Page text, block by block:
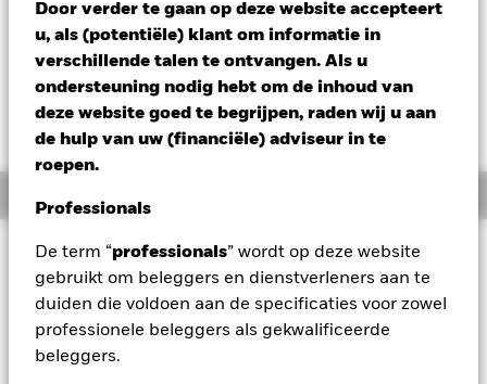
Door verder te gaan op deze website accepteert
u, als (potentiële) klant om informatie in
verschillende talen te ontvangen. Als u
ondersteuning nodig hebt om de inhoud van
deze website goed te begrijpen, raden wij u aan
de hulp van uw (financiële) adviseur in te
roepen.
Professionals
De term “professionals” wordt op deze website
gebruikt om beleggers en dienstverleners aan te
duiden die voldoen aan de specificaties voor zowel
professionele beleggers als gekwalificeerde
beleggers.
Verandering NAV 1 dag per 06/aug/2026
USD -0,67 (-0,52%)
Overzicht
Beleggingsdoel
Het Fonds streeft naar een rendement op uw belegging, door
een combinatie van kapitaalgroei en opbrengsten op de
activa van het Fonds, dat overeenkomt met het rendement
van de MSCI World-index, de benchmark van het Fonds. Voor